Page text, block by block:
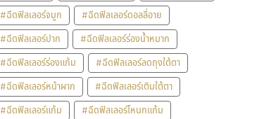
#ฉีดฟิลเลอร์จมูก
#ฉีดฟิลเลอร์ดอลลี่อาย
#ฉีดฟิลเลอร์ปาก
#ฉีดฟิลเลอร์ร่องน้ำหมาก
#ฉีดฟิลเลอร์ร่องแก้ม
#ฉีดฟิลเลอร์ลดถุงใต้ตา
#ฉีดฟิลเลอร์หน้าผาก
#ฉีดฟิลเลอร์เติมใต้ตา
#ฉีดฟิลเลอร์แก้ม
#ฉีดฟิลเลอร์โหนกแก้ม